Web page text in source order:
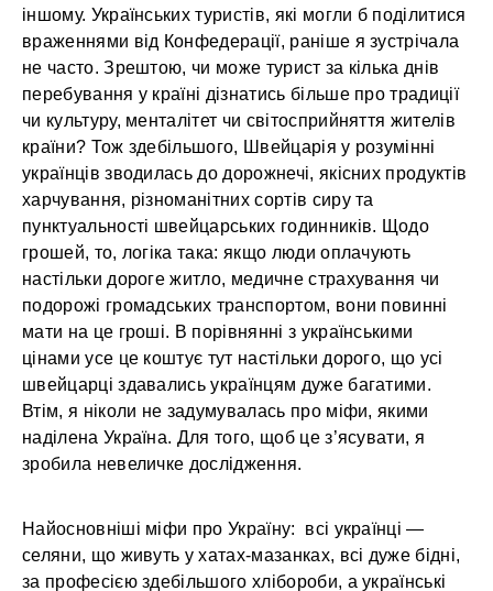
іншому. Українських туристів, які могли б поділитися
враженнями від Конфедерації, раніше я зустрічала
не часто. Зрештою, чи може турист за кілька днів
перебування у країні дізнатись більше про традиції
чи культуру, менталітет чи світосприйняття жителів
країни? Тож здебільшого, Швейцарія у розумінні
українців зводилась до дорожнечі, якісних продуктів
харчування, різноманітних сортів сиру та
пунктуальності швейцарських годинників. Щодо
грошей, то, логіка така: якщо люди оплачують
настільки дороге житло, медичне страхування чи
подорожі громадських транспортом, вони повинні
мати на це гроші. В порівнянні з українськими
цінами усе це коштує тут настільки дорого, що усі
швейцарці здавались українцям дуже багатими.
Втім, я ніколи не задумувалась про міфи, якими
наділена Україна. Для того, щоб це з’ясувати, я
зробила невеличке дослідження.
Найосновніші міфи про Україну: всі українці —
селяни, що живуть у хатах-мазанках, всі дуже бідні,
за професією здебільшого хлібороби, а українські